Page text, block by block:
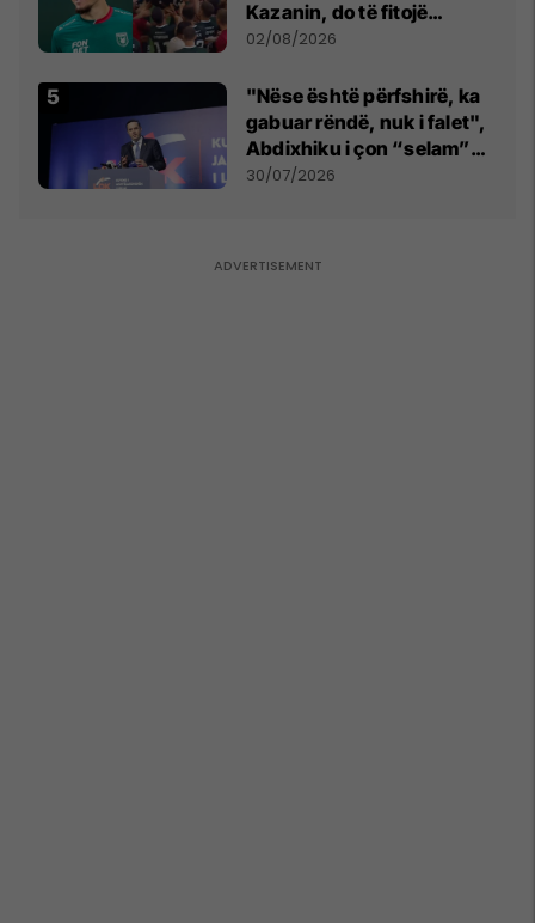
Kazanin, do të fitojë
miliona te Spartak Moska
02/08/2026
"Nëse është përfshirë, ka
gabuar rëndë, nuk i falet",
Abdixhiku i çon “selam”
Përparim Ramës
30/07/2026